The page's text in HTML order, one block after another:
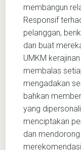
membangun
Responsif
pelanggan,
dan buat
UMKM
membalas
mengadakan
bahkan
yang
menciptakan
dan